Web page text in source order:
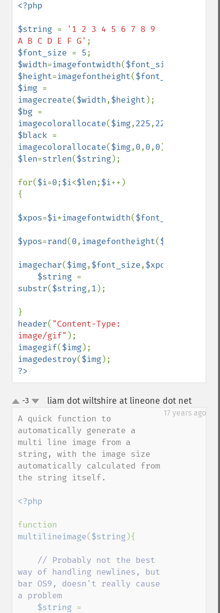
<?php
$string =
'1 2 3 4 5 6 7 8 9
A B C D E F G'
$font_size = 5
$width=imagefontwidth($font_size
$height=imagefontheight($font_size
$img
imagecreate($width,$height
$bg
imagecolorallocate($img,225,225
$black
imagecolorallocate($img,0,0,0
$len=strlen($string);
for($i=0;$i<$len;$i++)
{
$xpos=$i*imagefontwidth($font_size
$ypos=rand(0, imagefontheight($font_size
imagechar($img,$font_size,$xpos
$string
substr($string,1 );
header( "Content-Type:
image/gif"
imagegif($img
imagedestroy($img
?>
up-3 liam dot wiltshire at lineone dot net¶
17 years ago
A quick function to
automatically generate a
multi line image from a
string, with the image size
automatically calculated from
the string itself.
<?php
multilineimage( $string){
// Probably not the best
way of handling newlines, but
bar OS9, doesn't really cause
a problem
$string